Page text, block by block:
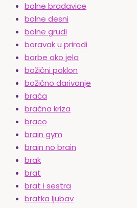
bolne bradavice
bolne desni
bolne grudi
boravak u prirodi
borbe oko jela
božićni poklon
božićno darivanje
braća
bračna kriza
braco
brain gym
brain no brain
brak
brat
brat i sestra
bratka ljubav